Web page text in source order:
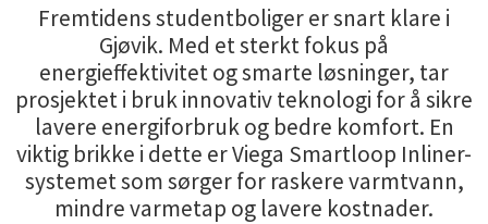
Fremtidens studentboliger er snart klare i
Gjøvik. Med et sterkt fokus på
energieffektivitet og smarte løsninger, tar
prosjektet i bruk innovativ teknologi for å sikre
lavere energiforbruk og bedre komfort. En
viktig brikke i dette er Viega Smartloop Inliner-
systemet som sørger for raskere varmtvann,
mindre varmetap og lavere kostnader.